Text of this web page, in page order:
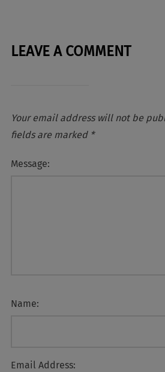
LEAVE A COMMENT
Your email address will not be
fields are marked *
Message:
Name:
Email Address: